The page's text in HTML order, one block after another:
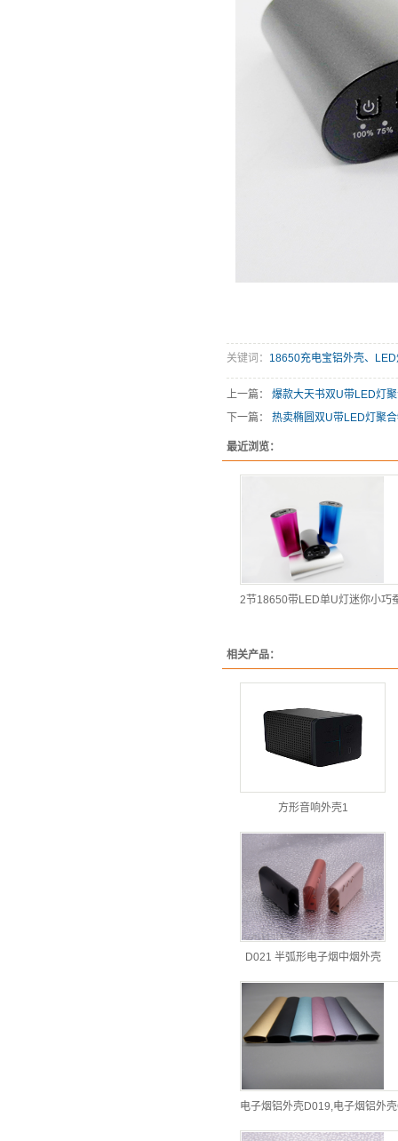
关键词： 18650充电宝铝外壳、
上一篇： 爆款大天书双U带LED灯
下一篇： 热卖椭圆双U带LED灯聚
最近浏览：
相关产品：
方形音响外壳1
D021 半弧形电子烟中烟外壳
电子烟铝外壳D019,电子烟铝外